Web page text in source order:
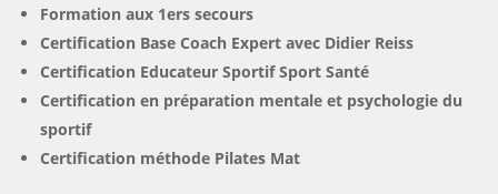
Formation aux 1ers secours
Certification Base Coach Expert avec Didier Reiss
Certification Educateur Sportif Sport Santé
Certification en préparation mentale et psychologie du
sportif
Certification méthode Pilates Mat